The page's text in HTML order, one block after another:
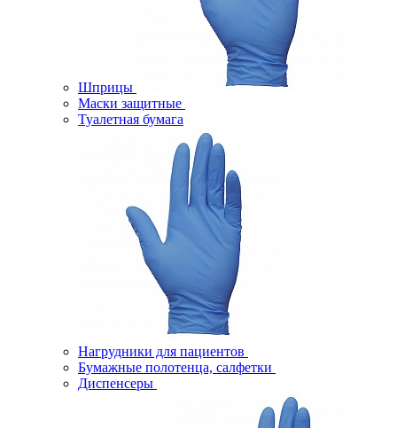
Шприцы
Маски защитные
Туалетная бумага
Нагрудники для пациентов
Бумажные полотенца, салфетки
Диспенсеры